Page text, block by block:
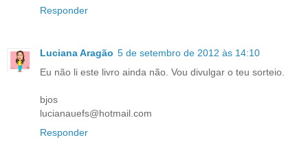
Responder
Luciana Aragão 5 de setembro de 2012 às 14:10
Eu não li este livro ainda não. Vou divulgar o teu sorteio.
bjos
lucianauefs@hotmail.com
Responder